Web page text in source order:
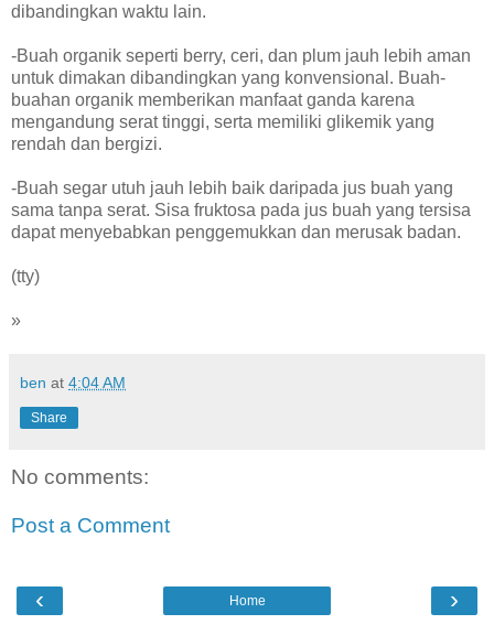
dibandingkan waktu lain.
-Buah organik seperti berry, ceri, dan plum jauh lebih aman
untuk dimakan dibandingkan yang konvensional. Buah-
buahan organik memberikan manfaat ganda karena
mengandung serat tinggi, serta memiliki glikemik yang
rendah dan bergizi.
-Buah segar utuh jauh lebih baik daripada jus buah yang
sama tanpa serat. Sisa fruktosa pada jus buah yang tersisa
dapat menyebabkan penggemukkan dan merusak badan.
(tty)
»
ben at 4:04 AM
Share
No comments:
Post a Comment
‹ ›
Home